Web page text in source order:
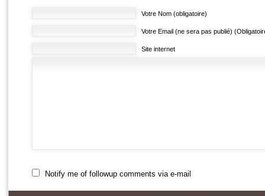
Votre Nom (obligatoire)
Votre Email (ne sera pas publié)
Site internet
Notify me of followup comments via e-mail